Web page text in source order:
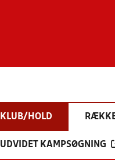
KLUB/HOLD
UDVIDET KAMPSØGNING